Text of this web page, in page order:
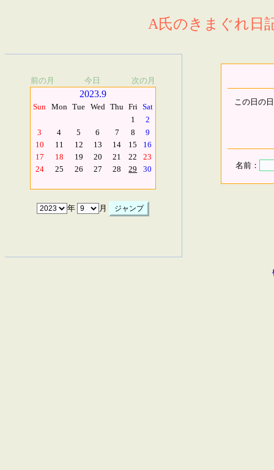
A氏のきまぐれ日
前の月 今日 次の月
2023.9
Sun Mon Tue Wed Thu Fri Sat
1
2
3
4 5 6 7 8
9
10
11 12 13 14 15
16
17
18 19 20 21 22
23
24
25 26 27 28 29 30
年 月
この日の
名前：